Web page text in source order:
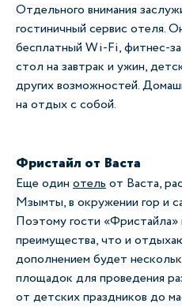
Отдельного внимания
гостиничный сервис отеля.
бесплатный Wi-Fi, фитнес-
стол на завтрак и ужин,
других возможностей.
на отдых с собой.
Фристайл от Васта
Еще один отельот Васта,
Мзымты, в окружении гор и
Поэтому гости
преимущества, что и
дополнением будет
площадок для проведения
от детских праздников до